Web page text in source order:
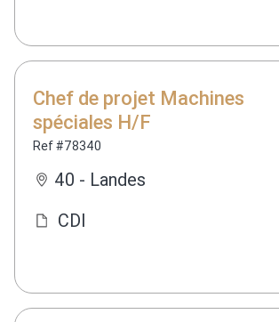
Chef de projet Machines
spéciales H/F
Ref #78340
40 - Landes
CDI